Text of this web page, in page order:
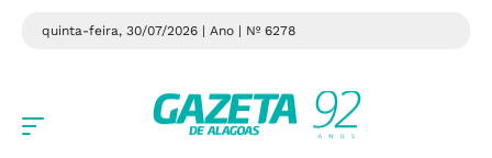
quinta-feira, 30/07/2026 | Ano | Nº 6278